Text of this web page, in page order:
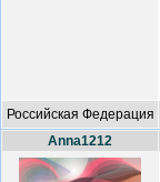
Российская Федерация
Anna1212